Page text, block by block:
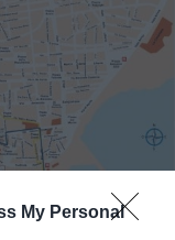
My Personal